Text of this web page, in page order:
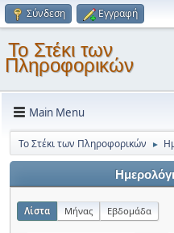
Σύνδεση Εγγραφή
Το Στέκι των
Πληροφορικών
Main Menu
Το Στέκι των Πληροφορικών ►
Λίστα Μήνας Εβδομάδα